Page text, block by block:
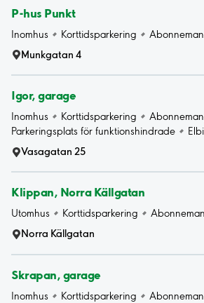
P-hus Punkt
Inomhus Korttidsparkering
Munkgatan 4
Igor, garage
Inomhus Korttidsparkering
Parkeringsplats för funktionshindrade
Vasagatan 25
Klippan, Norra Källgatan
Utomhus Korttidsparkering
Norra Källgatan
Skrapan, garage
Inomhus Korttidsparkering